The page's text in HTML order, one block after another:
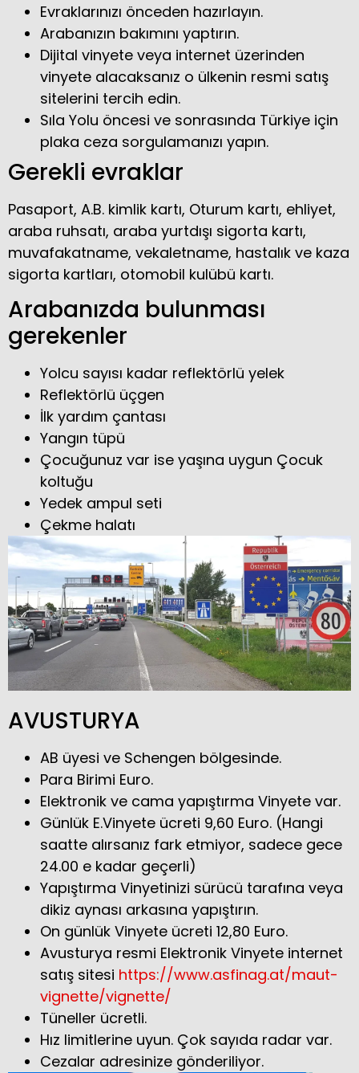
Evraklarınızı önceden hazırlayın.
Arabanızın bakımını yaptırın.
Dijital vinyete veya internet üzerinden
vinyete alacaksanız o ülkenin resmi satış
sitelerini tercih edin.
Sıla Yolu öncesi ve sonrasında Türkiye için
plaka ceza sorgulamanızı yapın.
Gerekli evraklar
Pasaport, A.B. kimlik kartı, Oturum kartı, ehliyet,
araba ruhsatı, araba yurtdışı sigorta kartı,
muvafakatname, vekaletname, hastalık ve kaza
sigorta kartları, otomobil kulübü kartı.
Arabanızda bulunması
gerekenler
Yolcu sayısı kadar reflektörlü yelek
Reflektörlü üçgen
İlk yardım çantası
Yangın tüpü
Çocuğunuz var ise yaşına uygun Çocuk
koltuğu
Yedek ampul seti
Çekme halatı
AVUSTURYA
AB üyesi ve Schengen bölgesinde.
Para Birimi Euro.
Elektronik ve cama yapıştırma Vinyete var.
Günlük E.Vinyete ücreti 9,60 Euro. (Hangi
saatte alırsanız fark etmiyor, sadece gece
24.00 e kadar geçerli)
Yapıştırma Vinyetinizi sürücü tarafına veya
dikiz aynası arkasına yapıştırın.
On günlük Vinyete ücreti 12,80 Euro.
Avusturya resmi Elektronik Vinyete internet
satış sitesi https://www.asfinag.at/maut-
vignette/vignette/
Tüneller ücretli.
Hız limitlerine uyun. Çok sayıda radar var.
Cezalar adresinize gönderiliyor.